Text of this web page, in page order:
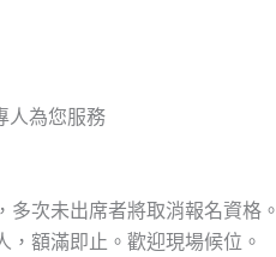
人為您服務
多次未出席者將取消報名資格。
，額滿即止。歡迎現場候位。